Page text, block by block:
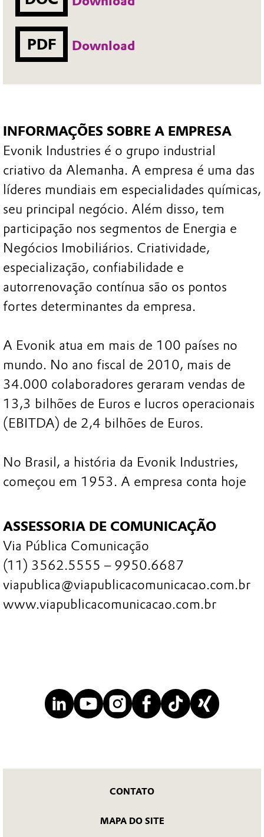
PDF Download
INFORMAÇÕES SOBRE A EMPRESA
Evonik Industries é o grupo industrial
criativo da Alemanha. A empresa é uma das
líderes mundiais em especialidades químicas,
seu principal negócio. Além disso, tem
participação nos segmentos de Energia e
Negócios Imobiliários. Criatividade,
especialização, confiabilidade e
autorrenovação contínua são os pontos
fortes determinantes da empresa.
A Evonik atua em mais de 100 países no
mundo. No ano fiscal de 2010, mais de
34.000 colaboradores geraram vendas de
13,3 bilhões de Euros e lucros operacionais
(EBITDA) de 2,4 bilhões de Euros.
No Brasil, a história da Evonik Industries,
começou em 1953. A empresa conta hoje
ASSESSORIA DE COMUNICAÇÃO
Via Pública Comunicação
(11) 3562.5555 – 9950.6687
viapublica@viapublicacomunicacao.com.br
www.viapublicacomunicacao.com.br
CONTATO
MAPA DO SITE